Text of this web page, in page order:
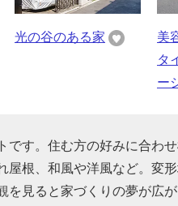
光の谷のある家
美
タ
ー
す。住む方の好みに合わ
屋根、和風や洋風など。変
を見ると家づくりの夢が広